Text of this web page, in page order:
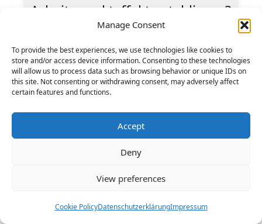
Manage Consent
To provide the best experiences, we use technologies like cookies to
store and/or access device information. Consenting to these technologies
will allow us to process data such as browsing behavior or unique IDs on
this site. Not consenting or withdrawing consent, may adversely affect
certain features and functions.
Accept
Deny
View preferences
Cookie PolicyDatenschutzerklärungImpressum
Arbeitsmarkteffekte etablieren?
Regelmäßige Erhebungen zu
helfen, die Auswirkungen der Wärmeplanung zu
verfolgen. So können frühzeitig
Gegenmaßnahmen bei negativen Entwicklungen
ergriffen werden.
Einflüsse von Künstlicher
Intelligenz im Bereich
Wärmeplanung
Künstliche Intelligenz
Deutschland?